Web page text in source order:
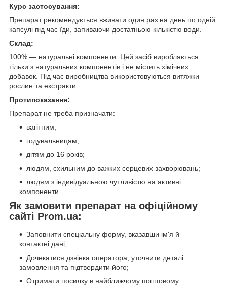
Курс застосування:
Препарат рекомендується вживати один раз на день по одній
капсулі під час їди, запиваючи достатньою кількістю води.
Склад:
100% — натуральні компоненти. Цей засіб виробляється
тільки з натуральних компонентів і не містить хімічних
добавок. Під час виробництва використовуються витяжки
рослин та екстракти.
Протипоказання:
Препарат не треба призначати:
вагітним;
годувальницям;
дітям до 16 років;
людям, схильним до важких серцевих захворювань;
людям з індивідуальною чутливістю на активні
компоненти.
Як замовити препарат на офіційному
сайті Prom.ua:
Заповнити спеціальну форму, вказавши ім'я й
контактні дані;
Дочекатися дзвінка оператора, уточнити деталі
замовлення та підтвердити його;
Отримати посилку в найближчому поштовому